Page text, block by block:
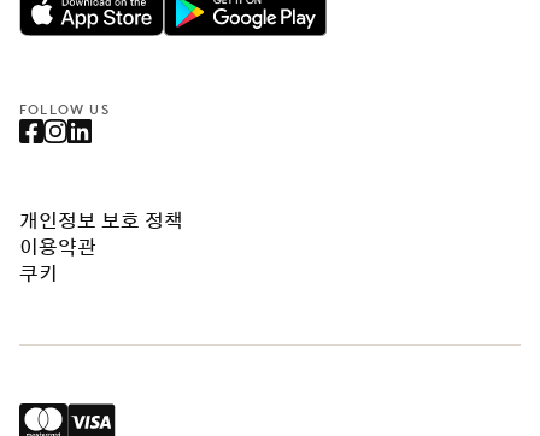
FOLLOW US
개인정보 보호 정책
이용약관
쿠키